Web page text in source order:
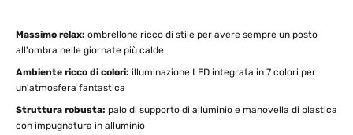
Massimo relax: ombrellone ricco di stile per avere sempre un posto
all'ombra nelle giornate più calde
Ambiente ricco di colori: illuminazione LED integrata in 7 colori per
un'atmosfera fantastica
Struttura robusta: palo di supporto di alluminio e manovella di plastica
con impugnatura in alluminio